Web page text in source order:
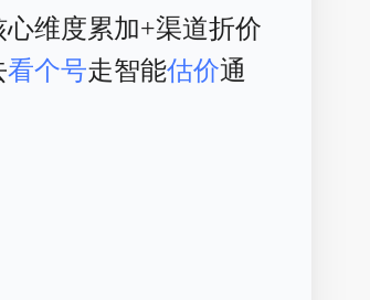
心维度累加+渠道折价
看个号走智能估价通